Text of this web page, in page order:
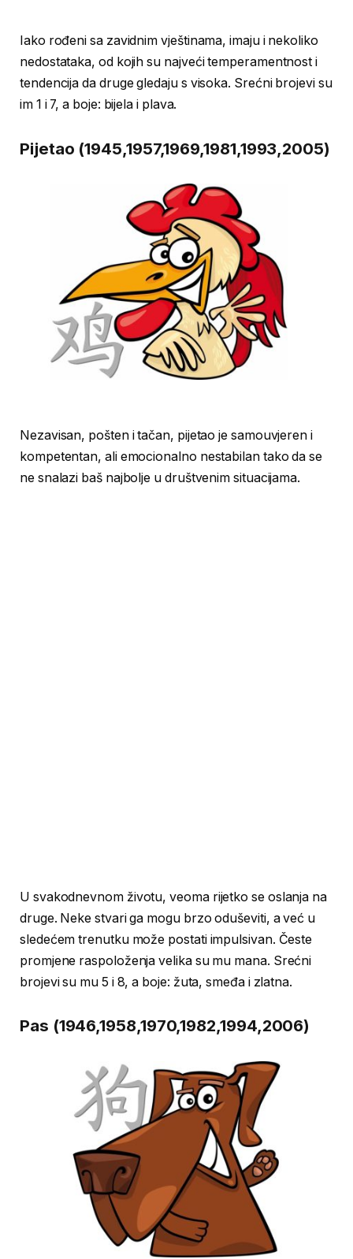
Iako rođeni sa zavidnim vještinama, imaju i nekoliko
nedostataka, od kojih su najveći temperamentnost i
tendencija da druge gledaju s visoka. Srećni brojevi su
im 1 i 7, a boje: bijela i plava.
Pijetao (1945,1957,1969,1981,1993,2005)
Nezavisan, pošten i tačan, pijetao je samouvjeren i
kompetentan, ali emocionalno nestabilan tako da se
ne snalazi baš najbolje u društvenim situacijama.
U svakodnevnom životu, veoma rijetko se oslanja na
druge. Neke stvari ga mogu brzo oduševiti, a već u
sledećem trenutku može postati impulsivan. Česte
promjene raspoloženja velika su mu mana. Srećni
brojevi su mu 5 i 8, a boje: žuta, smeđa i zlatna.
Pas (1946,1958,1970,1982,1994,2006)